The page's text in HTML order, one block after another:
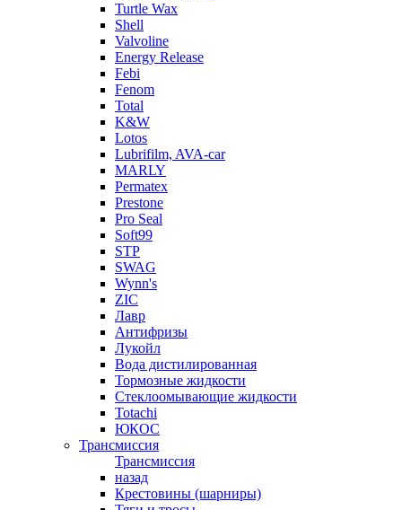
Turtle Wax
Shell
Valvoline
Energy Release
Febi
Fenom
Total
K&W
Lotos
Lubrifilm, AVA-car
MARLY
Permatex
Prestone
Pro Seal
Soft99
STP
SWAG
Wynn's
ZIC
Лавр
Антифризы
Лукойл
Вода дистилированная
Тормозные жидкости
Стеклоомывающие жидкости
Totachi
ЮКОС
Трансмиссия
Трансмиссия
назад
Крестовины (шарниры)